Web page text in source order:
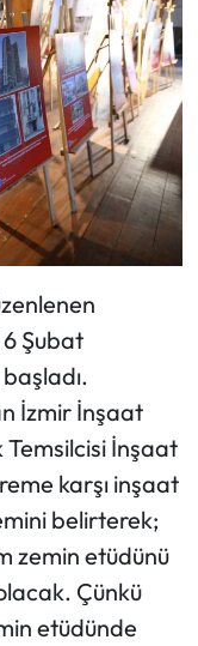
Şubat
İzmir İnşaat
Temsilcisi İnşaat
karşı inşaat
belirterek;
zemin etüdünü
Çünkü
etüdünde